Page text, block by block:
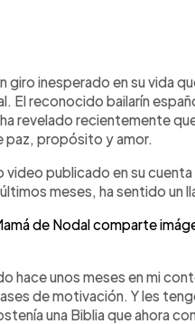
artículo
giro inesperado en su vida
El reconocido bailarín
revelado recientemente
paz, propósito y amor.
video publicado en su
meses, ha sentido un
de Nodal comparte
hace unos meses en mi
de motivación. Y les
una Biblia que ahora